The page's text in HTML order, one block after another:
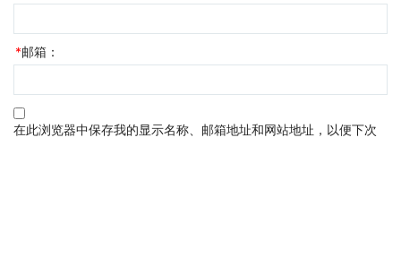
*邮箱：
在此浏览器中保存我的显示名称、邮箱地址和网站地址，以便下次